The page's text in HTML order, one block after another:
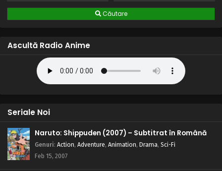
Căutare
Ascultă Radio Anime
Seriale Noi
Naruto: Shippuden (2007) – Subtitrat în Română
Genuri: Action, Adventure, Animation, Drama, Sci-Fi
Feb 15, 2007